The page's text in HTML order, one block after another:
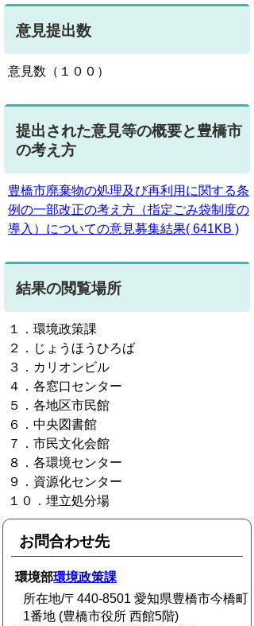
意見提出数
意見数（１００）
提出された意見等の概要と豊橋市
の考え方
豊橋市廃棄物の処理及び再利用に関する条
例の一部改正の考え方（指定ごみ袋制度の
導入）についての意見募集結果( 641KB )
結果の閲覧場所
１．環境政策課
２．じょうほうひろば
３．カリオンビル
４．各窓口センター
５．各地区市民館
６．中央図書館
７．市民文化会館
８．各環境センター
９．資源化センター
１０．埋立処分場
お問合わせ先
環境部環境政策課
所在地/〒440-8501 愛知県豊橋市今橋町
1番地 (豊橋市役所 西館5階)